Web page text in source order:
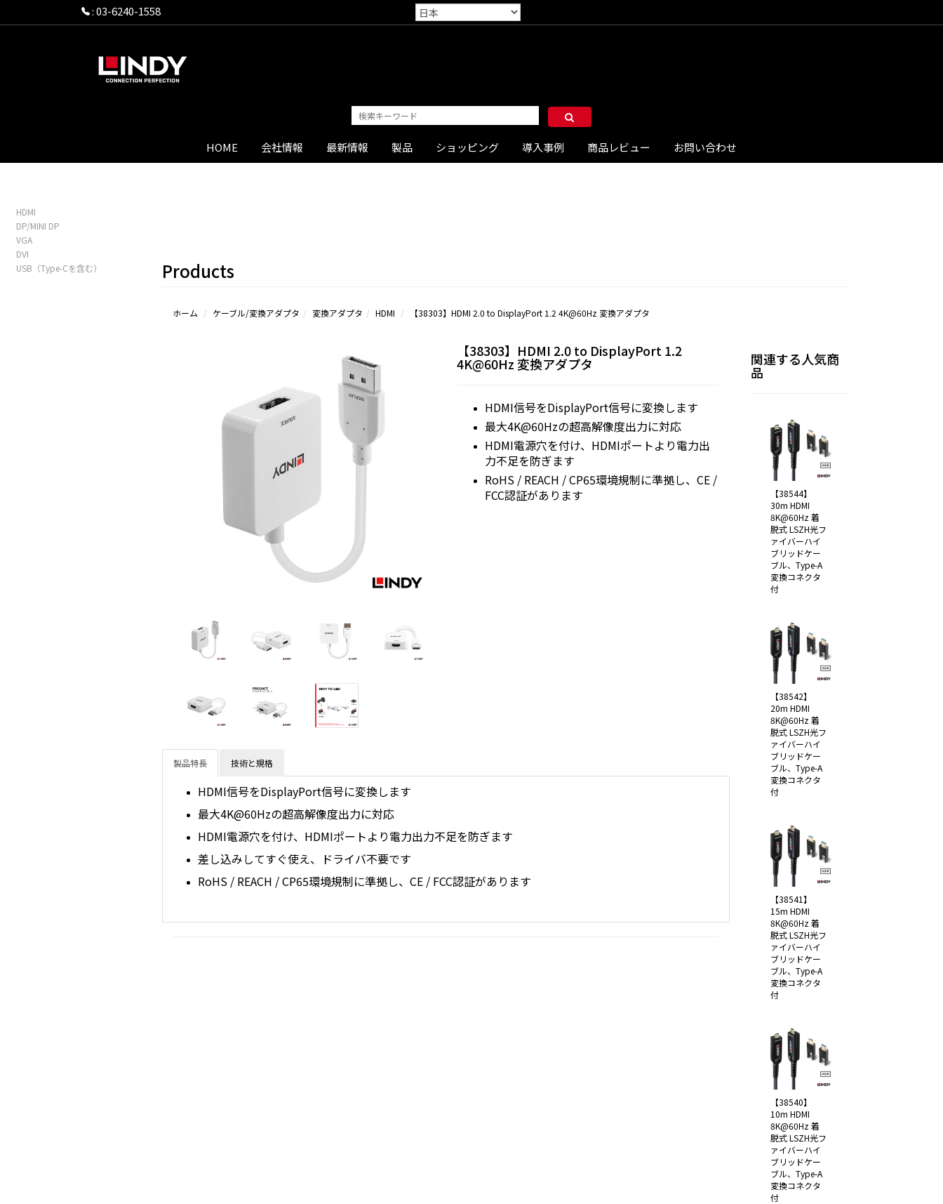
:03-6240-1558
HOME 会社情報 最新情報 製品 ショッピング 導入事例 商品レビュー お問い合わせ
HDMI
DP/MINI DP
VGA
DVI
USB（Type-Cを含む）
Products
ホーム ケーブル/変換アダプタ 変換アダプタ HDMI 【38303】HDMI 2.0 to DisplayPort 1.2 4K@60Hz 変換アダプタ
【38303】HDMI 2.0 to DisplayPort 1.2
4K@60Hz 変換アダプタ
HDMI信号をDisplayPort信号に変換します
最大4K@60Hzの超高解像度出力に対応
HDMI電源穴を付け、HDMIポートより電力出
力不足を防ぎます
RoHS / REACH / CP65環境規制に準拠し、CE /
FCC認証があります
製品特長 技術と規格
HDMI信号をDisplayPort信号に変換します
最大4K@60Hzの超高解像度出力に対応
HDMI電源穴を付け、HDMIポートより電力出力不足を防ぎます
差し込みしてすぐ使え、ドライバ不要です
RoHS / REACH / CP65環境規制に準拠し、CE / FCC認証があります
関連する人気商
品
【38544】
30m HDMI
8K@60Hz 着
脱式 LSZH光フ
ァイバーハイ
ブリッドケー
ブル、Type-A
変換コネクタ
付
【38542】
20m HDMI
8K@60Hz 着
脱式 LSZH光フ
ァイバーハイ
ブリッドケー
ブル、Type-A
変換コネクタ
付
【38541】
15m HDMI
8K@60Hz 着
脱式 LSZH光フ
ァイバーハイ
ブリッドケー
ブル、Type-A
変換コネクタ
付
【38540】
10m HDMI
8K@60Hz 着
脱式 LSZH光フ
ァイバーハイ
ブリッドケー
ブル、Type-A
変換コネクタ
付